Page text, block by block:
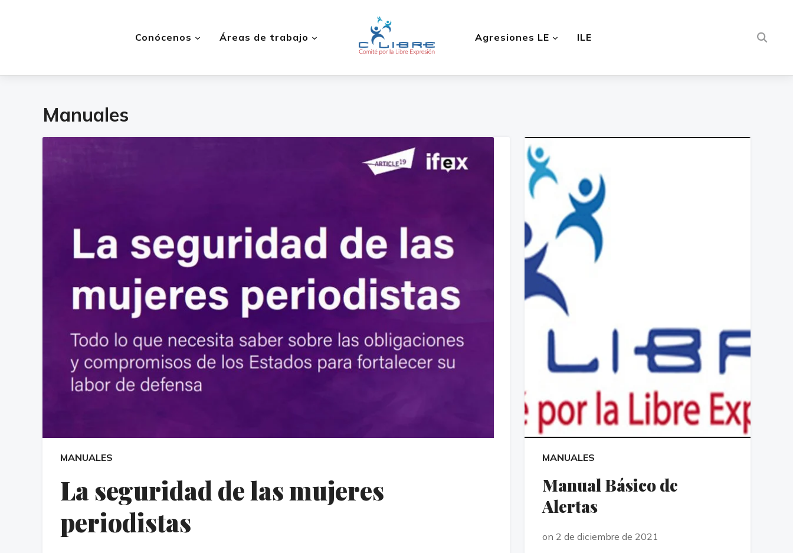
Conócenos Áreas de trabajo Agresiones LE ILE
Manuales
MANUALES
La seguridad de las mujeres
periodistas
MANUALES
Manual Básico de
Alertas
on 2 de diciembre de 2021